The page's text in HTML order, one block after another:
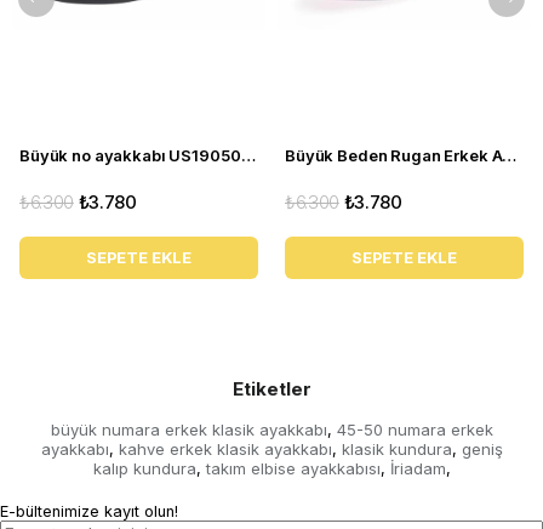
Büyük no ayakkabı US190503-SİYAH
₺3.780
₺6.300
SEPETE EKLE
Büyük Beden Rugan Erkek Ayakkabı US190504-SİYAH
₺3.780
₺6.300
SEPETE EKLE
Etiketler
büyük numara erkek klasik ayakkabı, 45-50 numara erkek
ayakkabı, kahve erkek klasik ayakkabı, klasik kundura, geniş
kalıp kundura, takım elbise ayakkabısı, İriadam,
E-bültenimize kayıt olun!